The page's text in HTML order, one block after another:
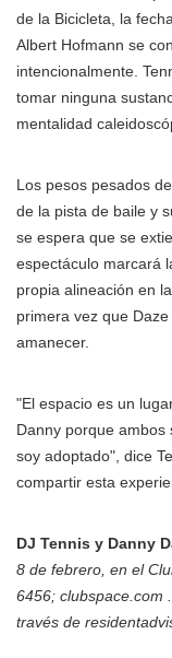
de la Bicicleta, la
Albert Hofmann se
intencionalmente.
tomar ninguna
mentalidad
Los pesos pesados
de la pista de baile y
se espera que se
espectáculo marcará
propia alineación en
primera vez que
amanecer.
"El espacio es un
Danny porque ambos
soy adoptado", dice
compartir esta
DJ Tennis y Danny
8 de febrero, en el
6456; clubspace.com
través de